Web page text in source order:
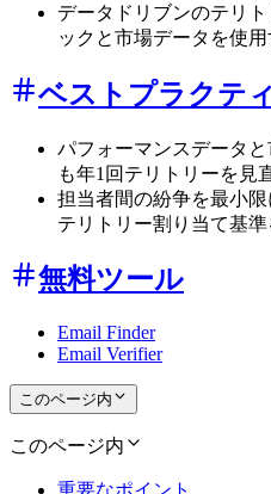
データドリブンのテリ
ックと市場データを使用
ベストプラクテ
パフォーマンスデータ
も年1回テリトリーを見
担当者間の紛争を最小
テリトリー割り当て基
無料ツール
Email Finder
Email Verifier
このページ内
このページ内
重要なポイント